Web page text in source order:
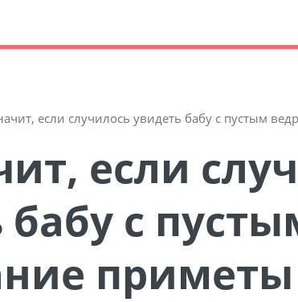
если случилось увидеть бабу с пустым
бабу с
приметы